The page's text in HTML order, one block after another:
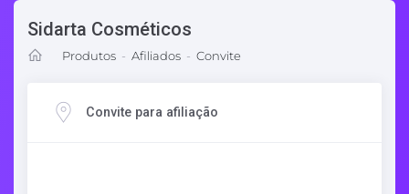
Sidarta Cosméticos
Produtos - Afiliados - Convite
Convite para afiliação